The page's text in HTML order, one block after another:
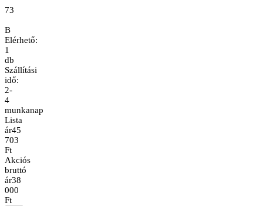
73
B
Elérhető:
1
db
Szállítási
idő:
2-
4
munkanap
Lista
ár45
703
Ft
Akciós
bruttó
ár38
000
Ft